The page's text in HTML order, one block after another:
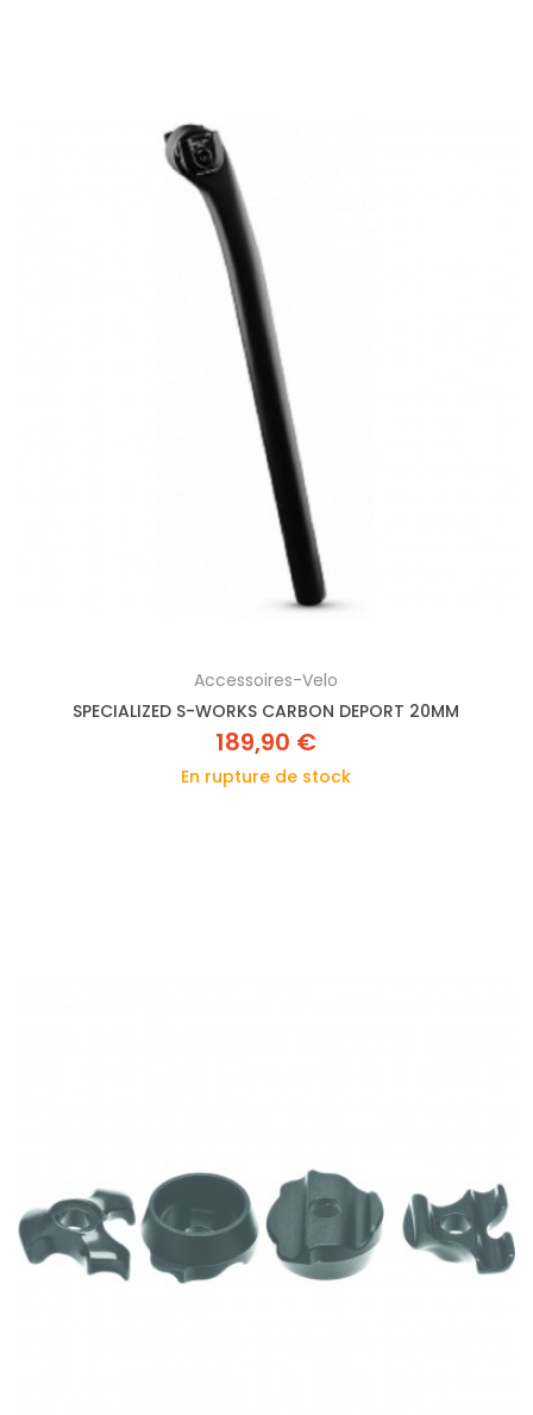
Accessoires-Velo
SPECIALIZED S-WORKS CARBON DEPORT 20MM
189,90 €
En rupture de stock